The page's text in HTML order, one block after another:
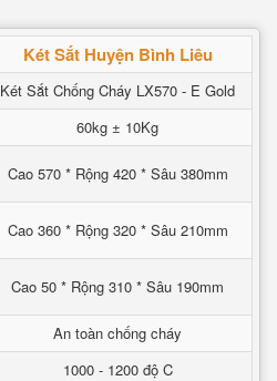
Két Sắt Huyện Bình Liêu
Két Sắt Chống Cháy LX570 - E Gold
60kg ± 10Kg
Cao 570 * Rộng 420 * Sâu 380mm
Cao 360 * Rộng 320 * Sâu 210mm
Cao 50 * Rộng 310 * Sâu 190mm
An toàn chống cháy
1000 - 1200 độ C